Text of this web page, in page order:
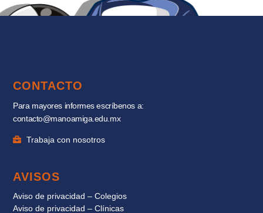
CONTACTO
Para mayores informes escríbenos a:
contacto@manoamiga.edu.mx
Trabaja con nosotros
AVISOS
Aviso de privacidad – Colegios
Aviso de privacidad – Clínicas